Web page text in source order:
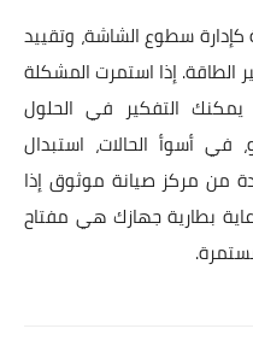
كإدارة سطوع الشاشة، وتقييد
الطاقة. إذا استمرت المشكلة
التفكير في الحلول
في أسوأ الحالات، استبدال
من مركز صيانة موثوق إذا
بطارية جهازك هي مفتاح